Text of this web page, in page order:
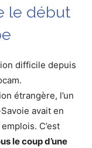
le début
difficile depuis
étrangère, l’un
avait en
C’est
le coup d’une